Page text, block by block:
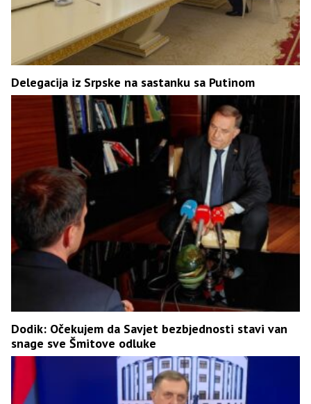
Delegacija iz Srpske na sastanku sa Putinom
Dodik: Očekujem da Savjet bezbjednosti stavi van
snage sve Šmitove odluke